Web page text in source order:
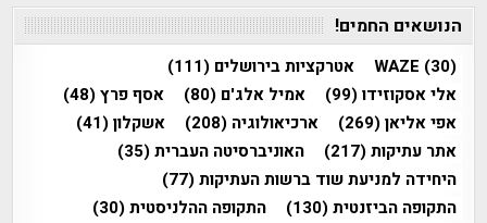
הנושאים החמים!
WAZE (30) אטרקציות בירושלים (111)
אלי אסקוזידו(99) אמיל אלג'ם (80) אסף פרץ(48)
אפי אליאן(269) ארכיאולוגיה (208) אשקלון(41)
אתר עתיקות(217) האוניברסיטה העברית(35)
היחידה למניעת שוד ברשות העתיקות(77)
התקופה הביזנטית(130) התקופה ההלניסטית(30)